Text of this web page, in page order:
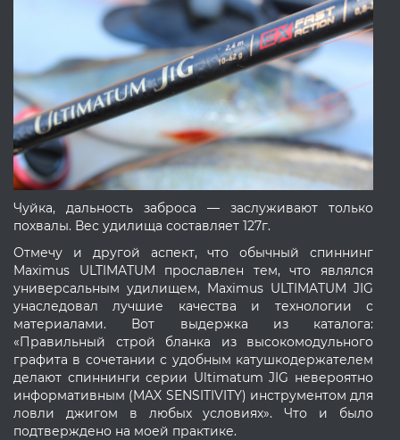
Чуйка, дальность заброса — заслуживают только
похвалы. Вес удилища составляет 127г.
Отмечу и другой аспект, что обычный спиннинг
Maximus ULTIMATUM прославлен тем, что являлся
универсальным удилищем, Maximus ULTIMATUM JIG
унаследовал лучшие качества и технологии с
материалами. Вот выдержка из каталога:
«Правильный строй бланка из высокомодульного
графита в сочетании с удобным катушкодержателем
делают спиннинги серии Ultimatum JIG невероятно
информативным (MAX SENSITIVITY) инструментом для
ловли джигом в любых условиях». Что и было
подтверждено на моей практике.